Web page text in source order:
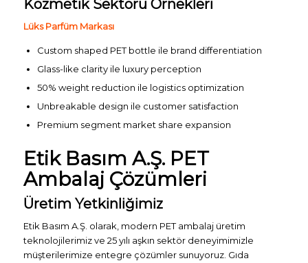
Kozmetik Sektörü Örnekleri
Lüks Parfüm Markası
Custom shaped PET bottle ile brand differentiation
Glass-like clarity ile luxury perception
50% weight reduction ile logistics optimization
Unbreakable design ile customer satisfaction
Premium segment market share expansion
Etik Basım A.Ş. PET
Ambalaj Çözümleri
Üretim Yetkinliğimiz
Etik Basım A.Ş. olarak, modern PET ambalaj üretim
teknolojilerimiz ve 25 yılı aşkın sektör deneyimimizle
müşterilerimize entegre çözümler sunuyoruz. Gıda